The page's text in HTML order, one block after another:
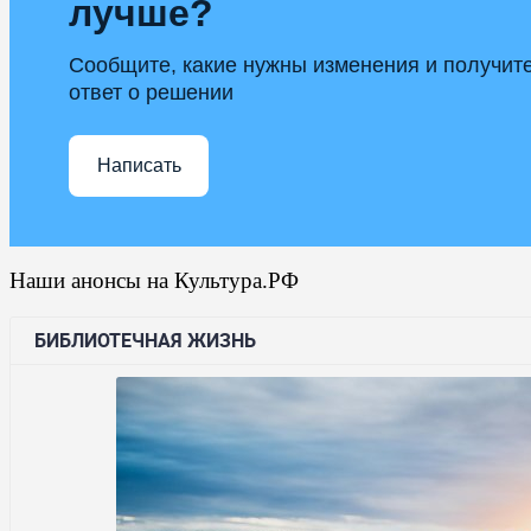
лучше?
Сообщите, какие нужны изменения и
ответ о решении
Написать
Наши анонсы на Культура.РФ